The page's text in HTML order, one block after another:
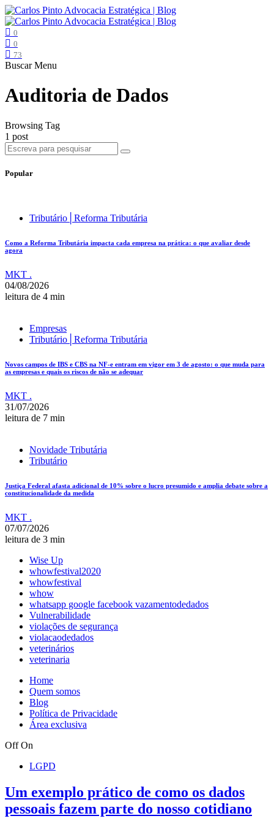
0
0
73
Buscar Menu
Auditoria de Dados
Browsing Tag
1 post
Popular
Tributário│Reforma Tributária
Como a Reforma Tributária impacta cada empresa na prática: o que avaliar desde
agora
MKT .
04/08/2026
leitura de 4 min
Empresas
Tributário│Reforma Tributária
Novos campos de IBS e CBS na NF-e entram em vigor em 3 de agosto: o que muda para
as empresas e quais os riscos de não se adequar
MKT .
31/07/2026
leitura de 7 min
Novidade Tributária
Tributário
Justiça Federal afasta adicional de 10% sobre o lucro presumido e amplia debate sobre a
constitucionalidade da medida
MKT .
07/07/2026
leitura de 3 min
Wise Up
whowfestival2020
whowfestival
whow
whatsapp google facebook vazamentodedados
Vulnerabilidade
violações de segurança
violacaodedados
veterinários
veterinaria
Home
Quem somos
Blog
Política de Privacidade
Área exclusiva
Off On
LGPD
Um exemplo prático de como os dados
pessoais fazem parte do nosso cotidiano